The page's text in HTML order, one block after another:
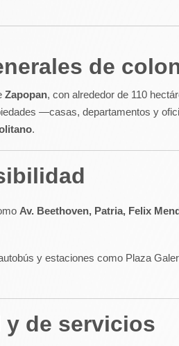
de
Zapopan, con alrededor de 110
—casas, departamentos y
.
Av. Beethoven, Patria, Felix
y estaciones como Plaza
y de servicios